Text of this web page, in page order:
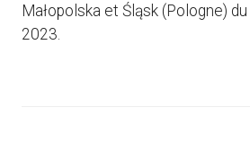
Małopolska et Śląsk (Pologne)
2023.